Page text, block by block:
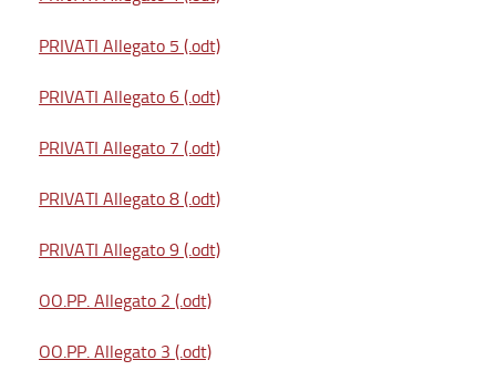
PRIVATI Allegato 5 (.odt)
PRIVATI Allegato 6 (.odt)
PRIVATI Allegato 7 (.odt)
PRIVATI Allegato 8 (.odt)
PRIVATI Allegato 9 (.odt)
OO.PP. Allegato 2 (.odt)
OO.PP. Allegato 3 (.odt)